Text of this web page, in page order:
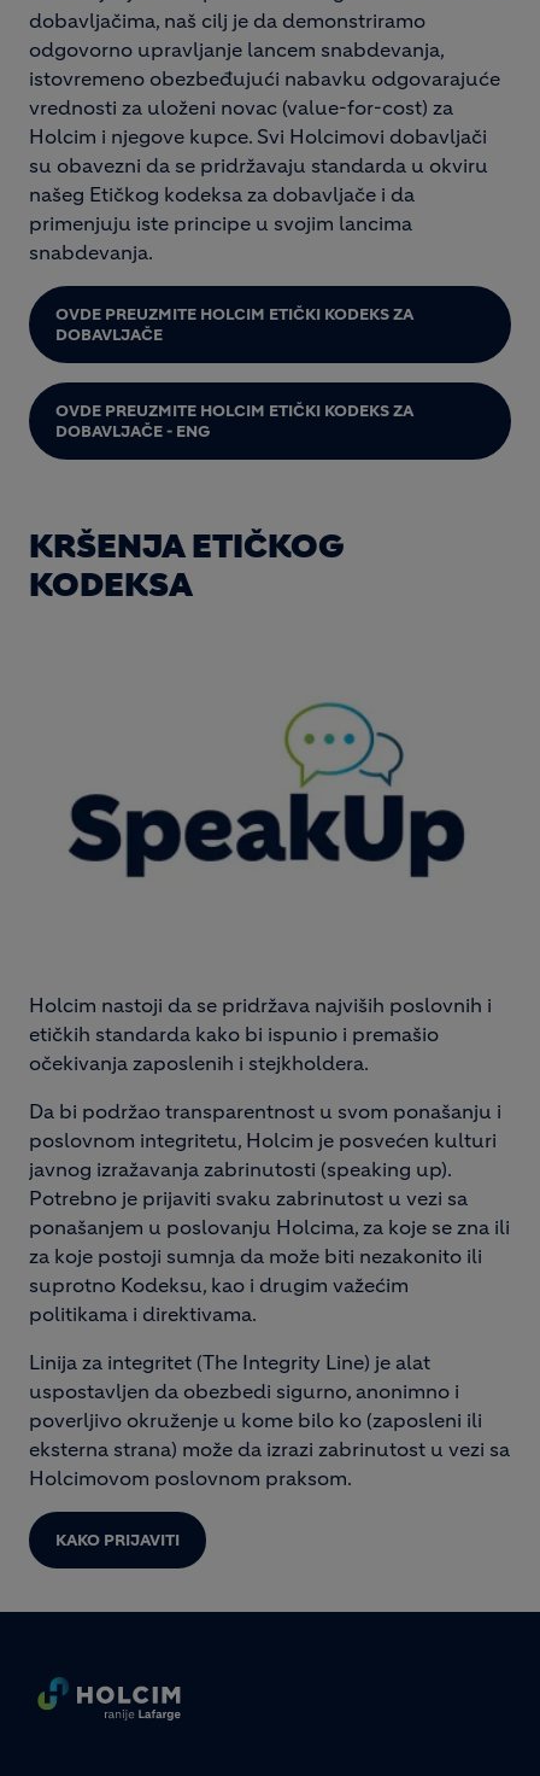
dobavljačima, naš cilj je da demonstriramo
odgovorno upravljanje lancem snabdevanja,
istovremeno obezbeđujući nabavku odgovarajuće
vrednosti za uloženi novac (value-for-cost) za
Holcim i njegove kupce. Svi Holcimovi dobavljači
su obavezni da se pridržavaju standarda u okviru
našeg Etičkog kodeksa za dobavljače i da
primenjuju iste principe u svojim lancima
snabdevanja.
OVDE PREUZMITE HOLCIM ETIČKI KODEKS ZA
DOBAVLJAČE
OVDE PREUZMITE HOLCIM ETIČKI KODEKS ZA
DOBAVLJAČE - ENG
KRŠENJA ETIČKOG
KODEKSA
Holcim nastoji da se pridržava najviših poslovnih i
etičkih standarda kako bi ispunio i premašio
očekivanja zaposlenih i stejkholdera.
Da bi podržao transparentnost u svom ponašanju i
poslovnom integritetu, Holcim je posvećen kulturi
javnog izražavanja zabrinutosti (speaking up).
Potrebno je prijaviti svaku zabrinutost u vezi sa
ponašanjem u poslovanju Holcima, za koje se zna ili
za koje postoji sumnja da može biti nezakonito ili
suprotno Kodeksu, kao i drugim važećim
politikama i direktivama.
Linija za integritet (The Integrity Line) je alat
uspostavljen da obezbedi sigurno, anonimno i
poverljivo okruženje u kome bilo ko (zaposleni ili
eksterna strana) može da izrazi zabrinutost u vezi sa
Holcimovom poslovnom praksom.
KAKO PRIJAVITI
Footer